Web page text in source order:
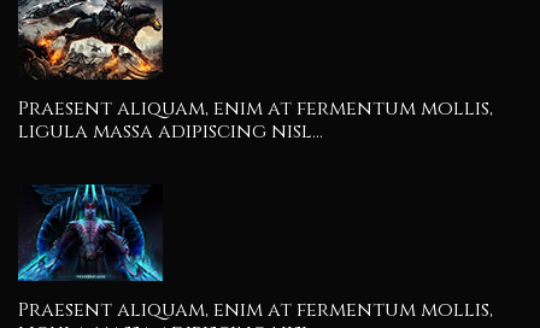
Praesent aliquam, enim at fermentum mollis,
ligula massa adipiscing nisl...
Praesent aliquam, enim at fermentum mollis,